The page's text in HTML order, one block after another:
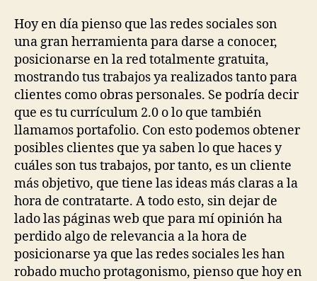
Hoy en día pienso que las redes sociales son
una gran herramienta para darse a conocer,
posicionarse en la red totalmente gratuita,
mostrando tus trabajos ya realizados tanto para
clientes como obras personales. Se podría decir
que es tu currículum 2.0 o lo que también
llamamos portafolio. Con esto podemos obtener
posibles clientes que ya saben lo que haces y
cuáles son tus trabajos, por tanto, es un cliente
más objetivo, que tiene las ideas más claras a la
hora de contratarte. A todo esto, sin dejar de
lado las páginas web que para mí opinión ha
perdido algo de relevancia a la hora de
posicionarse ya que las redes sociales les han
robado mucho protagonismo, pienso que hoy en